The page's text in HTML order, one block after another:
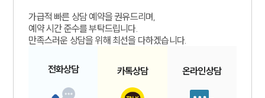
가급적 빠른 상담 예약을 권유드리며,
예약 시간 준수를 부탁드립니다.
만족스러운 상담을 위해 최선을 다하겠습니다.
전화상담 카톡상담 온라인상담